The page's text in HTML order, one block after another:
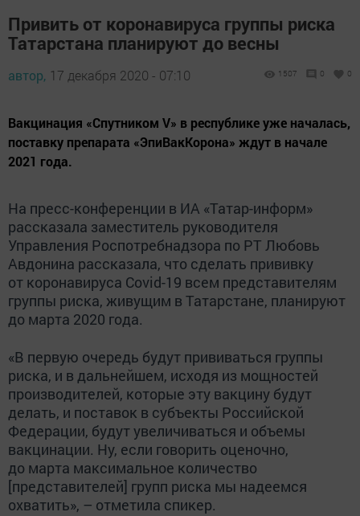
Привить от коронавируса группы риска
Татарстана планируют до весны
автор, 17 декабря 2020 - 07:10 1507 0 0
Вакцинация «Спутником V» в республике уже началась,
поставку препарата «ЭпиВакКорона» ждут в начале
2021 года.
На пресс-конференции в ИА «Татар-информ»
рассказала заместитель руководителя
Управления Роспотребнадзора по РТ Любовь
Авдонина рассказала, что сделать прививку
от коронавируса Covid-19 всем представителям
группы риска, живущим в Татарстане, планируют
до марта 2020 года.
«В первую очередь будут прививаться группы
риска, и в дальнейшем, исходя из мощностей
производителей, которые эту вакцину будут
делать, и поставок в субъекты Российской
Федерации, будут увеличиваться и объемы
вакцинации. Ну, если говорить оценочно,
до марта максимальное количество
[представителей] групп риска мы надеемся
охватить», – отметила спикер.